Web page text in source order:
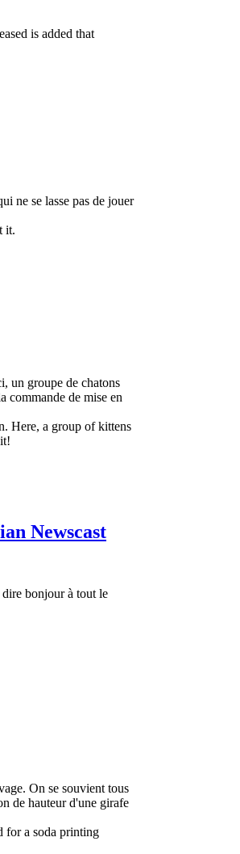
is added that
ne se lasse pas de jouer
it.
un groupe de chatons
commande de mise en
Here, a group of kittens
Newscast
bonjour à tout le
On se souvient tous
de hauteur d'une girafe
for a soda printing